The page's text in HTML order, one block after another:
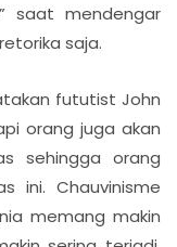
saat mendengar
saja.
fututist John
orang juga akan
sehingga orang
ini. Chauvinisme
memang makin